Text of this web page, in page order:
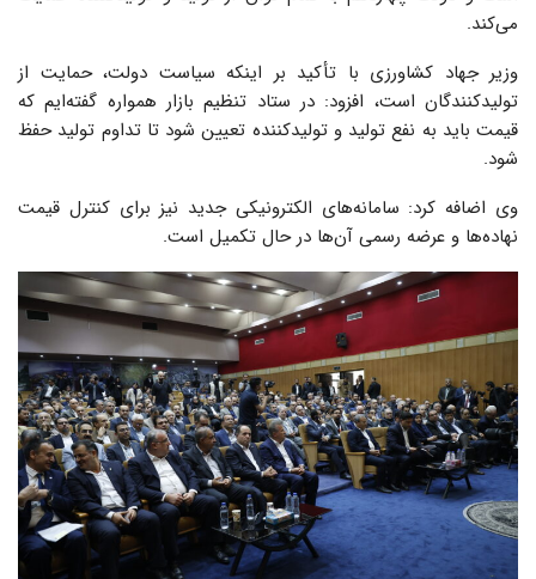
می‌کند.
وزیر جهاد کشاورزی با تأکید بر اینکه سیاست دولت، حمایت از
تولیدکنندگان است، افزود: در ستاد تنظیم بازار همواره گفته‌ایم که
قیمت باید به نفع تولید و تولیدکننده تعیین شود تا تداوم تولید حفظ
شود.
وی اضافه کرد: سامانه‌های الکترونیکی جدید نیز برای کنترل قیمت
نهاده‌ها و عرضه رسمی آن‌ها در حال تکمیل است.